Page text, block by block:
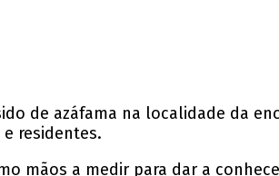
de azáfama na localidade da
residentes.
mãos a medir para dar a